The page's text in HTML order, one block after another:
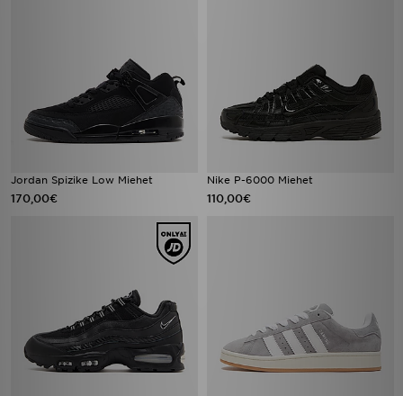
Jordan Spizike Low Miehet
170,00€
Nike P-6000 Miehet
110,00€